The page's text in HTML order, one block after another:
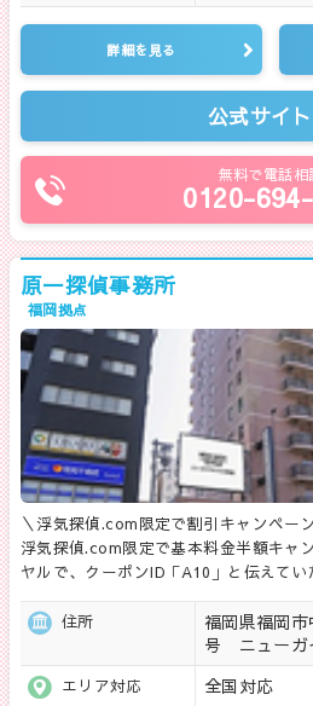
詳細を見る
公式サイ
無料で電話相
0120-
原一探偵事務所
福岡拠点
＼浮気探偵.com限定で割引キャンペー
浮気探偵.com限定で基本料金半額キャ
ヤルで、クーポンID「A10」と伝えて
住所
福岡県福岡
号 ニューガ
エリア対応 全国対応